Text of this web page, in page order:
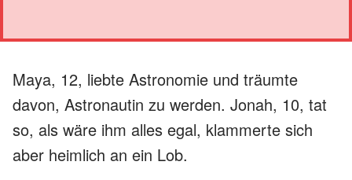
Maya, 12, liebte Astronomie und träumte
davon, Astronautin zu werden. Jonah, 10, tat
so, als wäre ihm alles egal, klammerte sich
aber heimlich an ein Lob.